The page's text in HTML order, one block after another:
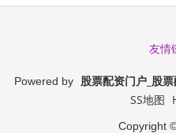
友情
Powered by 股票配资门户_股
SS地图
Copyright